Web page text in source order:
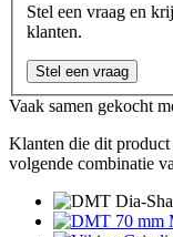
Stel een vraag en
klanten.
Stel een vraag
Vaak samen gekocht
Klanten die dit
volgende combinatie